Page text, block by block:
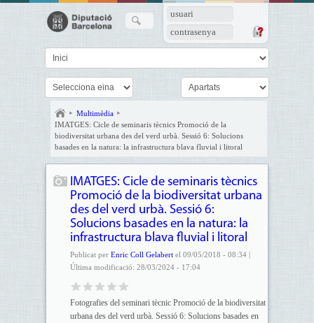
usuari
contrasenya
Multimèdia
IMATGES: Cicle de seminaris tècnics Promoció de la
biodiversitat urbana des del verd urbà. Sessió 6: Solucions
basades en la natura: la infrastructura blava fluvial i litoral
IMATGES: Cicle de seminaris tècnics
Promoció de la biodiversitat urbana
des del verd urbà. Sessió 6:
Solucions basades en la natura: la
infrastructura blava fluvial i litoral
Publicat per Enric Coll Gelabertel 09/05/2018 - 08:34 |
Última modificació: 28/03/2024 - 17:04
Fotografies del seminari tècnic Promoció de la biodiversitat
urbana des del verd urbà. Sessió 6: Solucions basades en